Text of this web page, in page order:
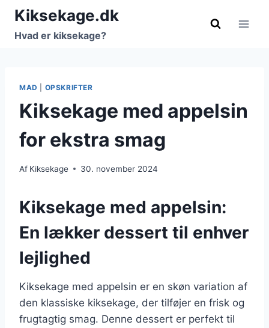
Fortsæt
indhold
Kiksekage.dk
Hvad er kiksekage?
MAD OPSKRIFTER
Kiksekage med appelsin
for ekstra smag
Af Kiksekage 30. november 2024
Kiksekage med appelsin:
En lækker dessert til enhver
lejlighed
Kiksekage med appelsin er en skøn variation af
den klassiske kiksekage, der tilføjer en frisk og
frugtagtig smag. Denne dessert er perfekt til